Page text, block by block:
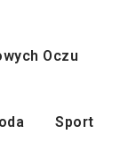
Oczu
Sport